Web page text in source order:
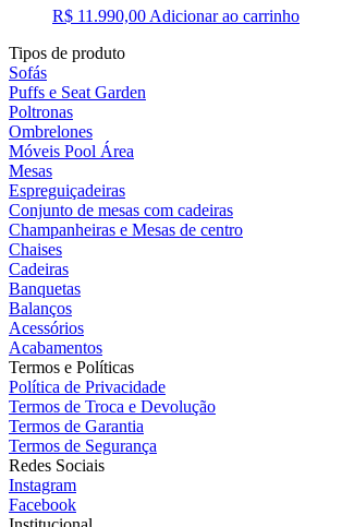
R$ 11.990,00 Adicionar ao carrinho
Tipos de produto
Sofás
Puffs e Seat Garden
Poltronas
Ombrelones
Móveis Pool Área
Mesas
Espreguiçadeiras
Conjunto de mesas com cadeiras
Champanheiras e Mesas de centro
Chaises
Cadeiras
Banquetas
Balanços
Acessórios
Acabamentos
Termos e Políticas
Política de Privacidade
Termos de Troca e Devolução
Termos de Garantia
Termos de Segurança
Redes Sociais
Instagram
Facebook